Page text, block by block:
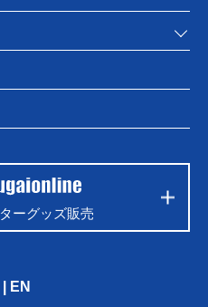
ーグッズ販売
EN